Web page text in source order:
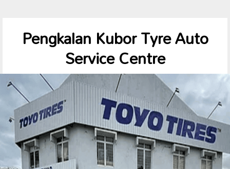
Pengkalan Kubor Tyre Auto
Service Centre